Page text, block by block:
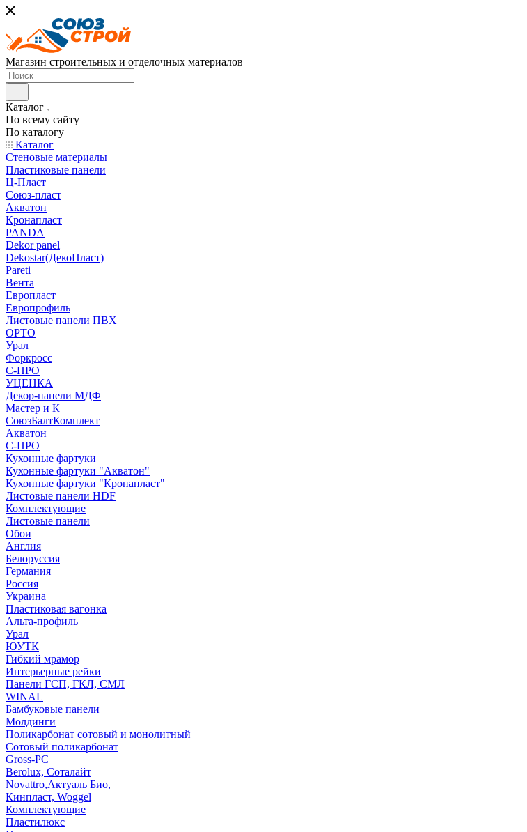
Магазин строительных и отделочных материалов
Каталог
По всему сайту
По каталогу
Каталог
Стеновые материалы
Пластиковые панели
Ц-Пласт
Союз-пласт
Акватон
Кронапласт
PANDA
Dekor panel
Dekostar(ДекоПласт)
Pareti
Вента
Европласт
Европрофиль
Листовые панели ПВХ
ОРТО
Урал
Форкросс
С-ПРО
УЦЕНКА
Декор-панели МДФ
Мастер и К
СоюзБалтКомплект
Акватон
С-ПРО
Кухонные фартуки
Кухонные фартуки "Акватон"
Кухонные фартуки "Кронапласт"
Листовые панели HDF
Комплектующие
Листовые панели
Обои
Англия
Белоруссия
Германия
Россия
Украина
Пластиковая вагонка
Альта-профиль
Урал
ЮУТК
Гибкий мрамор
Интерьерные рейки
Панели ГСП, ГКЛ, СМЛ
WINAL
Бамбуковые панели
Молдинги
Поликарбонат сотовый и монолитный
Сотовый поликарбонат
Gross-PC
Berolux, Соталайт
Novattro,Актуаль Био,
Кинпласт, Woggel
Комплектующие
Пластилюкс